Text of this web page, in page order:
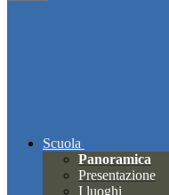
Scuola
Panoramica
Presentazione
I luoghi